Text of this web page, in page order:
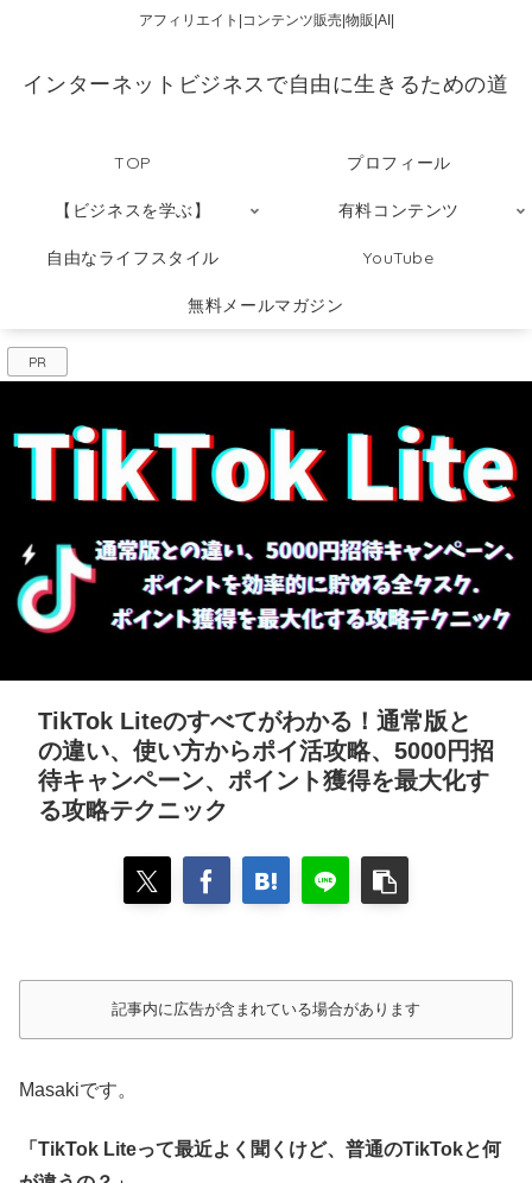
アフィリエイト|コンテンツ販売|物販|AI|
インターネットビジネスで自由に生きるための道
TOP プロフィール
【ビジネスを学ぶ】 有料コンテンツ
自由なライフスタイル YouTube
無料メールマガジン
PR
TikTok Liteのすべてがわかる！通常版と
の違い、使い方からポイ活攻略、5000円招
待キャンペーン、ポイント獲得を最大化す
る攻略テクニック
記事内に広告が含まれている場合があります
Masakiです。
「TikTok Liteって最近よく聞くけど、普通のTikTokと何